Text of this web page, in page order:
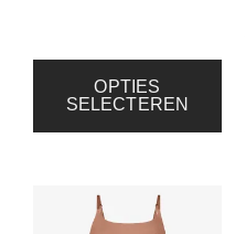
OPTIES
SELECTEREN
product